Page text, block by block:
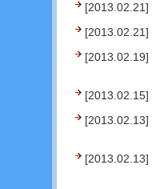
[2013.02.21]
[2013.02.21]
[2013.02.19]
[2013.02.15]
[2013.02.13]
[2013.02.13]